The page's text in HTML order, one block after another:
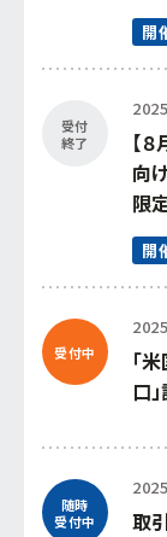
開
受付
終了
【
向
限定
開
受付中
「
口
随時
受付中
取